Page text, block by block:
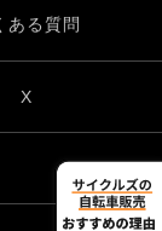
ある質問
X